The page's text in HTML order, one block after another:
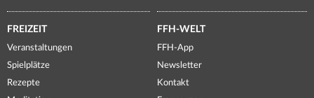
FREIZEIT
Veranstaltungen
Spielplätze
Rezepte
FFH-WELT
FFH-App
Newsletter
Kontakt